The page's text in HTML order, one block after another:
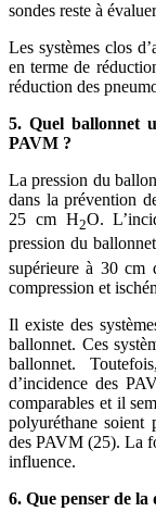
sondes reste à
Les systèmes clos
en terme de
réduction des
5. Quel ballonnet
PAVM ?
La pression du
dans la prévention
25 cm H2O.
pression du
supérieure à 30 cm
compression et
Il existe des
ballonnet. Ces
ballonnet.
d’incidence des
comparables et il
polyuréthane soient
des PAVM (25). La
influence.
6. Que penser de la